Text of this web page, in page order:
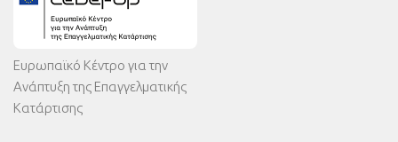
Ευρωπαϊκό Κέντρο για την
Ανάπτυξη της Επαγγελματικής
Κατάρτισης